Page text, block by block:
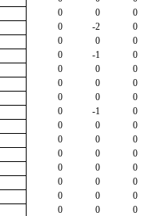
0 0 0
0 -2 0
0 0 0
0 -1 0
0 0 0
0 0 0
0 0 0
0 -1 0
0 0 0
0 0 0
0 0 0
0 0 0
0 0 0
0 0 0
0 0 0